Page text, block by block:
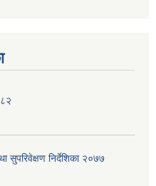
सुपरिवेक्षण निर्देशिका २०७७